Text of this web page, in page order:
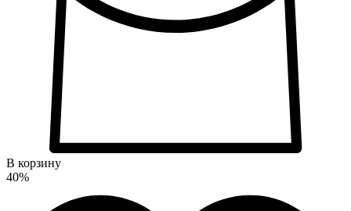
В корзину
40%